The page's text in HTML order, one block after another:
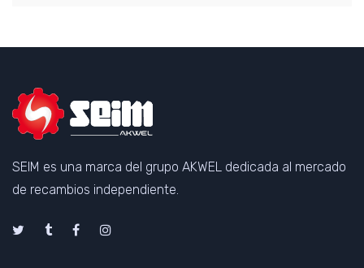
SEIM es una marca del grupo AKWEL dedicada al mercado
de recambios independiente.